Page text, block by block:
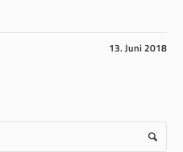
13. Juni 2018